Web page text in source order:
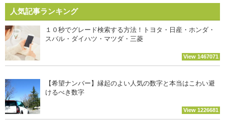
人気記事ランキング
１０秒でグレード検索する方法！トヨタ・日産・ホンダ・
スバル・ダイハツ・マツダ・三菱
View 1467071
【希望ナンバー】縁起のよい人気の数字と本当はこわい避
けるべき数字
View 1226681